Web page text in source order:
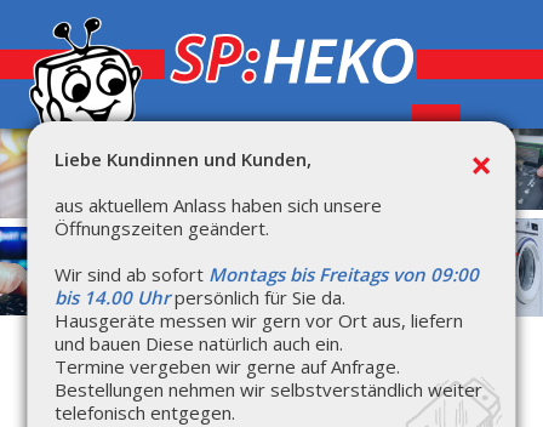
×
Liebe Kundinnen und Kunden,
aus aktuellem Anlass haben sich unsere
Öffnungszeiten geändert.
Wir sind ab sofort Montags bis Freitags von 09:00
bis 14.00 Uhrpersönlich für Sie da.
Hausgeräte messen wir gern vor Ort aus, liefern
und bauen Diese natürlich auch ein.
Termine vergeben wir gerne auf Anfrage.
Bestellungen nehmen wir selbstverständlich weiter
telefonisch entgegen.
MIELE
KONTAKT